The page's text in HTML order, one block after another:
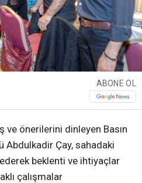
ABONE OL
ve önerilerini dinleyen Basın
Abdulkadir Çay, sahadaki
beklenti ve ihtiyaçlar
çalışmalar